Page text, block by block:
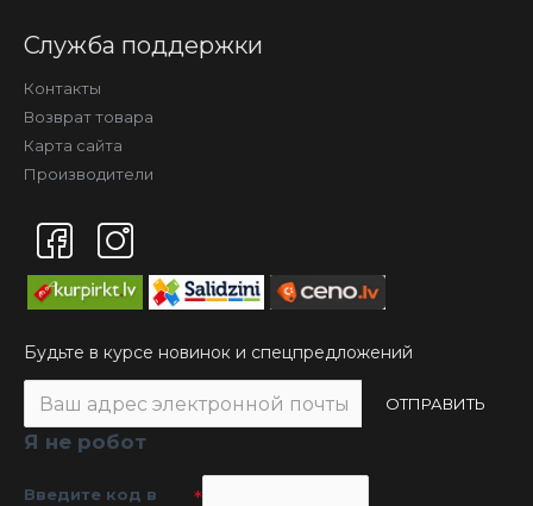
Служба поддержки
Контакты
Возврат товара
Карта сайта
Производители
Будьте в курсе новинок и спецпредложений
ОТПРАВИТЬ
Я не робот
Введите код в